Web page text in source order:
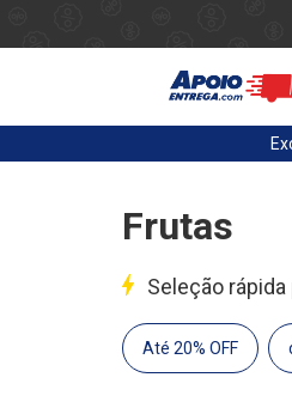
Frutas
Seleção
Até 20% OFF